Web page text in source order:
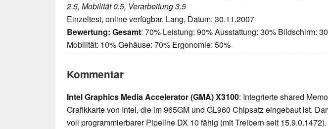
2.5, Mobilität 0.5, Verarbeitung 3.5
Einzeltest, online verfügbar, Lang, Datum: 30.11.2007
Bewertung: Gesamt: 70% Leistung: 90% Ausstattung: 30% Bildschirm:
Mobilität: 10% Gehäuse: 70% Ergonomie: 50%
Kommentar
Intel Graphics Media Accelerator (GMA) X3100: Integrierte shared
Grafikkarte von Intel, die im 965GM und GL960 Chipsatz eingebaut ist.
voll programmierbarer Pipeline DX 10 fähig (mit Treibern seit 15.9.0.1472).